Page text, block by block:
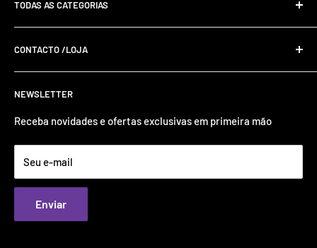
Resolução De Litígios Online
Política De Privacidade E Cookies
Envios e Devoluções
Termos e Condições
Sobre Nós
TODAS AS CATEGORIAS
CONTACTO /LOJA
+351 220 991 380 (Chamada para rede fixa nacional)
Rua do Comércio 682, 4535-065, LOUROSA
suporte@inovtel.pt
NEWSLETTER
Receba novidades e ofertas exclusivas em primeira mão
Seu e-mail
Enviar